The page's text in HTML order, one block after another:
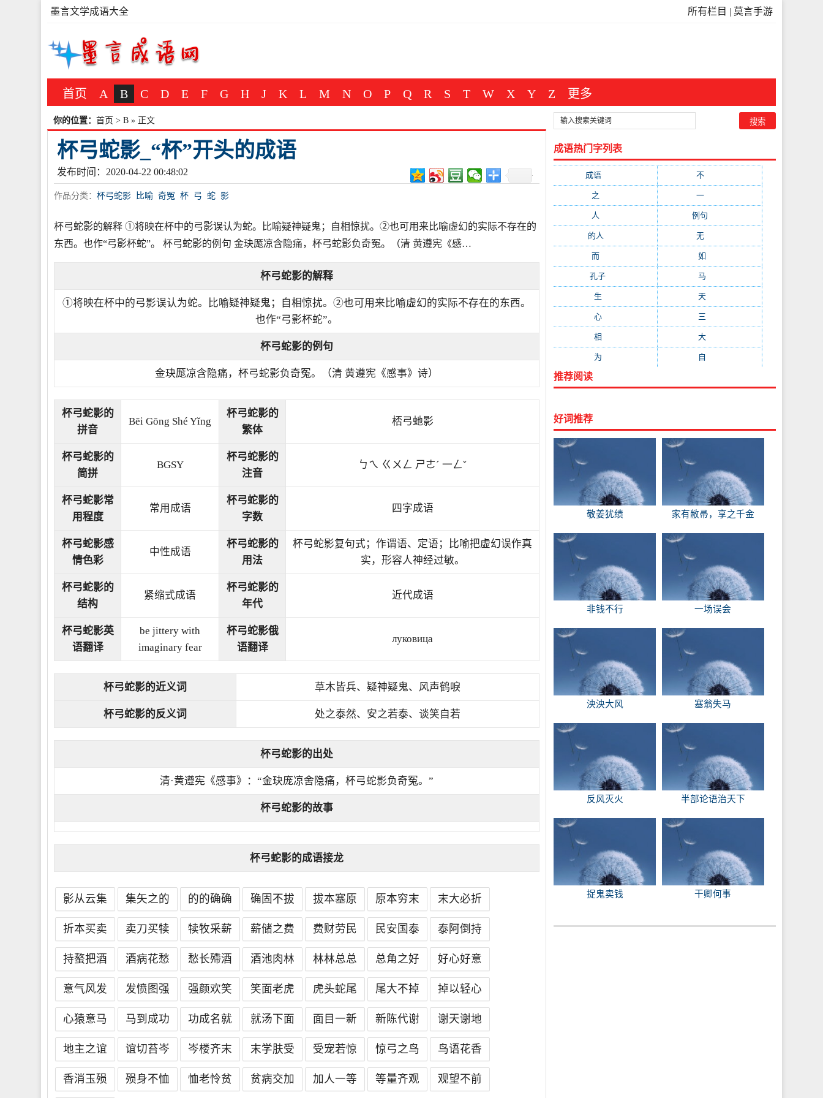
所有栏目 | 莫言手游
墨言文学成语大全
首页 A B C D E F G H J K L M N O P Q R S T W X Y Z 更多
你的位置： 首页 > B » 正文
杯弓蛇影_“杯”开头的成语
发布时间：2020-04-22 00:48:02
作品分类： 杯弓蛇影 比喻 奇冤 杯 弓 蛇 影
杯弓蛇影的解释 ①将映在杯中的弓影误认为蛇。比喻疑神疑鬼；自相惊扰。②也可用来比喻虚幻的实际不存在的
东西。也作“弓影杯蛇”。 杯弓蛇影的例句 金玦厖凉含隐痛，杯弓蛇影负奇冤。（清 黄遵宪《感…
杯弓蛇影的解释
①将映在杯中的弓影误认为蛇。比喻疑神疑鬼；自相惊扰。②也可用来比喻虚幻的实际不存在的东西。
也作“弓影杯蛇”。
杯弓蛇影的例句
金玦厖凉含隐痛，杯弓蛇影负奇冤。（清 黄遵宪《感事》诗）
杯弓蛇影的
拼音
Bēi Gōng Shé Yǐng
杯弓蛇影的
繁体
桮弓虵影
杯弓蛇影的
简拼
BGSY
杯弓蛇影的
注音
ㄅㄟ ㄍㄨㄥ ㄕㄜˊ 一ㄥˇ
杯弓蛇影常
用程度
常用成语
杯弓蛇影的
字数
四字成语
杯弓蛇影感
情色彩
中性成语
杯弓蛇影的
用法
杯弓蛇影复句式；作谓语、定语；比喻把虚幻误作真
实，形容人神经过敏。
杯弓蛇影的
结构
紧缩式成语
杯弓蛇影的
年代
近代成语
杯弓蛇影英
语翻译
be jittery with
imaginary fear
杯弓蛇影俄
语翻译
луковица
杯弓蛇影的近义词 草木皆兵、疑神疑鬼、风声鹤唳
杯弓蛇影的反义词 处之泰然、安之若泰、谈笑自若
杯弓蛇影的出处
清·黄遵宪《感事》：“金玦庞凉舍隐痛，杯弓蛇影负奇冤。”
杯弓蛇影的故事
杯弓蛇影的成语接龙
影从云集 集矢之的 的的确确 确固不拔 拔本塞原 原本穷末 末大必折
折本买卖 卖刀买犊 犊牧采薪 薪储之费 费财劳民 民安国泰 泰阿倒持
持螯把酒 酒病花愁 愁长殢酒 酒池肉林 林林总总 总角之好 好心好意
意气风发 发愤图强 强颜欢笑 笑面老虎 虎头蛇尾 尾大不掉 掉以轻心
心猿意马 马到成功 功成名就 就汤下面 面目一新 新陈代谢 谢天谢地
地主之谊 谊切苔岑 岑楼齐末 末学肤受 受宠若惊 惊弓之鸟 鸟语花香
香消玉殒 殒身不恤 恤老怜贫 贫病交加 加人一等 等量齐观 观望不前
成语热门字列表
成语 不(371)
之 一(209)
人 例句
的人 无(123)
而 如
孔子 马
生 天
心(85) 三
相 大
为 自
推荐阅读
好词推荐
敬姜犹绩 家有敝帚，享之千金
非钱不行 一场误会
泱泱大风 塞翁失马
反风灭火 半部论语治天下
捉鬼卖钱 干卿何事